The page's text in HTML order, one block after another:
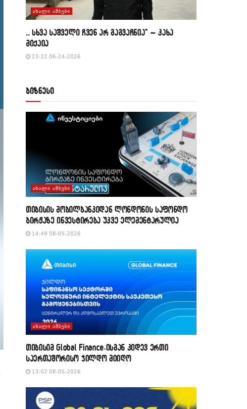
ᲐᲮᲐᲚᲘ ᲐᲛᲑᲔᲑᲘ
,, სხვა საშველი ჩვენ არ გაგვაჩნია” – კახა
მიქაია
23:22 06-24-2026
ბიზნესი
ᲐᲮᲐᲚᲘ ᲐᲛᲑᲔᲑᲘ
თიბისის მობილბანკიდან ლონდონის საფონდო
ბირჟაზე ინვესტირება უკვე ელემენტარულია
14:49 08-05-2026
ᲐᲮᲐᲚᲘ ᲐᲛᲑᲔᲑᲘ
თიბისიმ Global Finance-ისგან კიდევ ერთი
საერთაშორისო ჯილდო მიიღო
13:02 08-05-2026